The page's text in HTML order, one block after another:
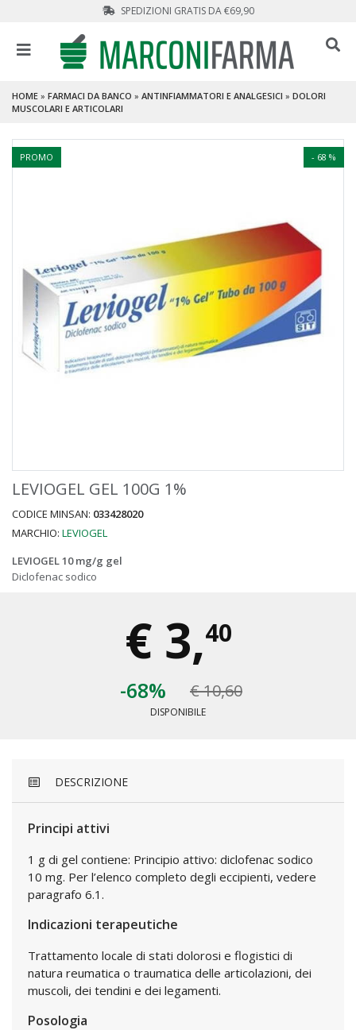
SPEDIZIONI GRATIS DA €69,90
HOME » FARMACI DA BANCO » ANTINFIAMMATORI E ANALGESICI » DOLORI
MUSCOLARI E ARTICOLARI
- 68 %
PROMO
LEVIOGEL GEL 100G 1%
CODICE MINSAN: 033428020
MARCHIO: LEVIOGEL
LEVIOGEL 10 mg/g gel
Diclofenac sodico
€ 3,40
-68% € 10,60
DISPONIBILE
DESCRIZIONE
Principi attivi
1 g di gel contiene: Principio attivo: diclofenac sodico
10 mg. Per l’elenco completo degli eccipienti, vedere
paragrafo 6.1.
Indicazioni terapeutiche
Trattamento locale di stati dolorosi e flogistici di
natura reumatica o traumatica delle articolazioni, dei
muscoli, dei tendini e dei legamenti.
Posologia